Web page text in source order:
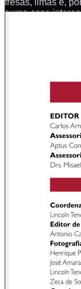
fresas, limas e,
surge esse
a Defesa do
de meios
autorizado.
Existem ainda
mesmo paixão
caracteriza esse
orgulho e os
Tentando, então,
elencados, este
moderno como
ligado a eventos
personagem
A indústria
conhecidas
de lado o
passado das